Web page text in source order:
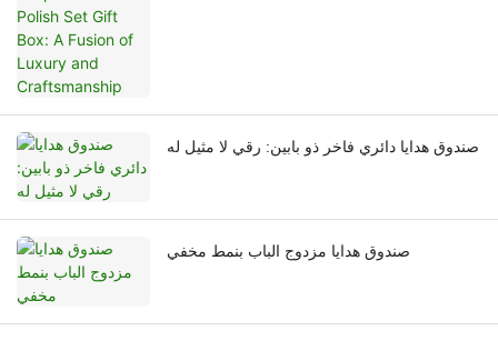
صندوق هدايا دائري فاخر ذو بابين: رقي لا مثيل له
صندوق هدايا مزدوج الباب بنمط مخفي